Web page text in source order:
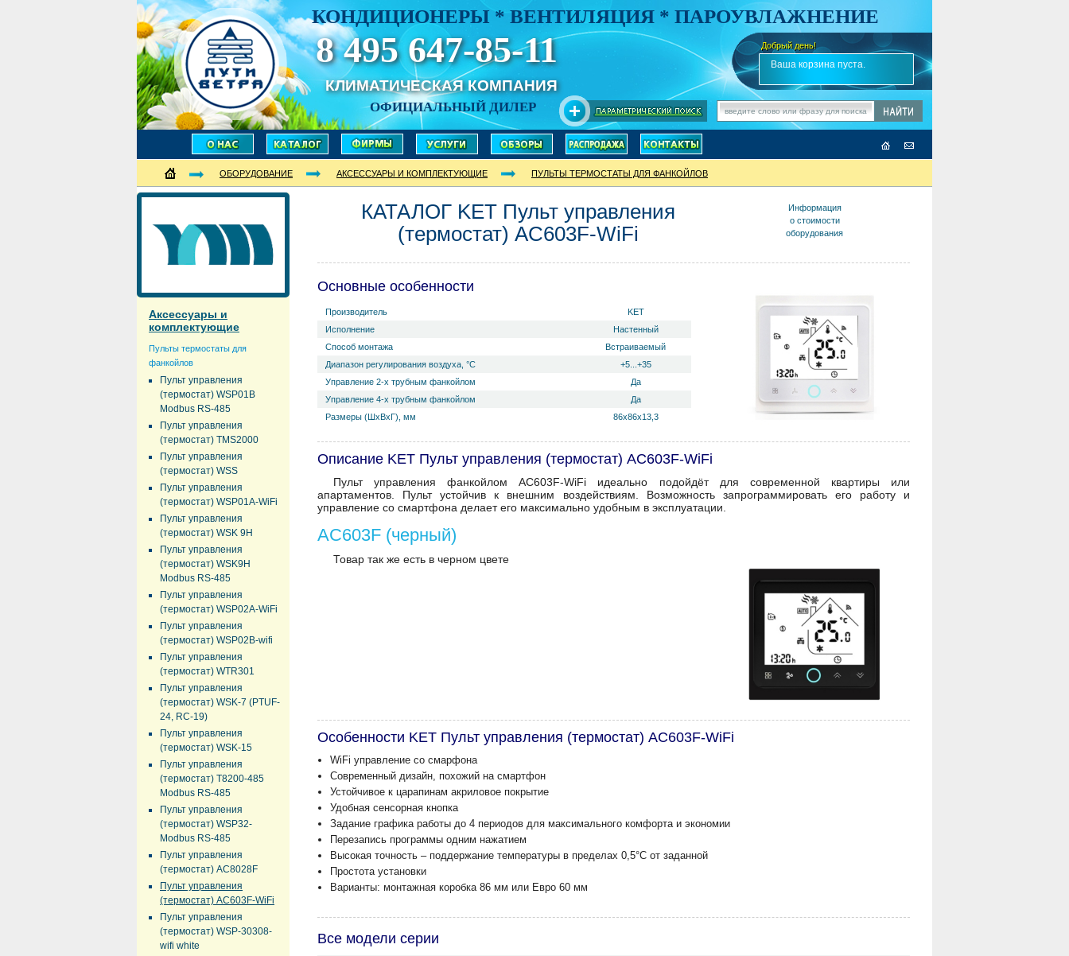
КОНДИЦИОНЕРЫ * ВЕНТИЛЯЦИЯ * ПАРОУВЛАЖНЕНИЕ
8 495 647-85-11
КЛИМАТИЧЕСКАЯ КОМПАНИЯ
ОФИЦИАЛЬНЫЙ ДИЛЕР
Добрый день!
✎Ваша корзина пуста.
ОБОРУДОВАНИЕ АКСЕССУАРЫ И КОМПЛЕКТУЮЩИЕ ПУЛЬТЫ ТЕРМОСТАТЫ ДЛЯ ФАНКОЙЛОВ
Аксессуары и
комплектующие
Пульты термостаты для
фанкойлов
Пульт управления
(термостат) WSP01B
Modbus RS-485
Пульт управления
(термостат) TMS2000
Пульт управления
(термостат) WSS
Пульт управления
(термостат) WSP01A-WiFi
Пульт управления
(термостат) WSK 9H
Пульт управления
(термостат) WSK9H
Modbus RS-485
Пульт управления
(термостат) WSP02A-WiFi
Пульт управления
(термостат) WSP02B-wifi
Пульт управления
(термостат) WTR301
Пульт управления
(термостат) WSK-7 (PTUF-
24, RC-19)
Пульт управления
(термостат) WSK-15
Пульт управления
(термостат) T8200-485
Modbus RS-485
Пульт управления
(термостат) WSP32-
Modbus RS-485
Пульт управления
(термостат) AC8028F
Пульт управления
(термостат) AC603F-WiFi
Пульт управления
(термостат) WSP-30308-
wifi white
КАТАЛОГ KET Пульт управления
(термостат) AC603F-WiFi
Информация
о стоимости
оборудования
Основные особенности
Производитель
KET
Исполнение
Настенный
Способ монтажа
Встраиваемый
Диапазон регулирования воздуха, °С
+5...+35
Управление 2-х трубным фанкойлом
Да
Управление 4-х трубным фанкойлом
Да
Размеры (ШхВхГ), мм
86x86x13,3
Описание KET Пульт управления (термостат) AC603F-WiFi
Пульт управления фанкойлом AC603F-WiFi идеально подойдёт для современной квартиры или
апартаментов. Пульт устойчив к внешним воздействиям. Возможность запрограммировать его работу и
управление со смартфона делает его максимально удобным в эксплуатации.
AC603F (черный)
Товар так же есть в черном цвете
Особенности KET Пульт управления (термостат) AC603F-WiFi
WiFi управление со смарфона
Современный дизайн, похожий на смартфон
Устойчивое к царапинам акриловое покрытие
Удобная сенсорная кнопка
Задание графика работы до 4 периодов для максимального комфорта и экономии
Перезапись программы одним нажатием
Высокая точность – поддержание температуры в пределах 0,5°C от заданной
Простота установки
Варианты: монтажная коробка 86 мм или Евро 60 мм
Все модели серии